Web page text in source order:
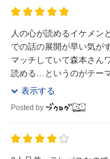
人の心が読めるイケメンと
での話の展開が早い気が
マッチしていて森本さんワー
読める…というのがテー
力があったら心が病みそ
表示する
Posted by